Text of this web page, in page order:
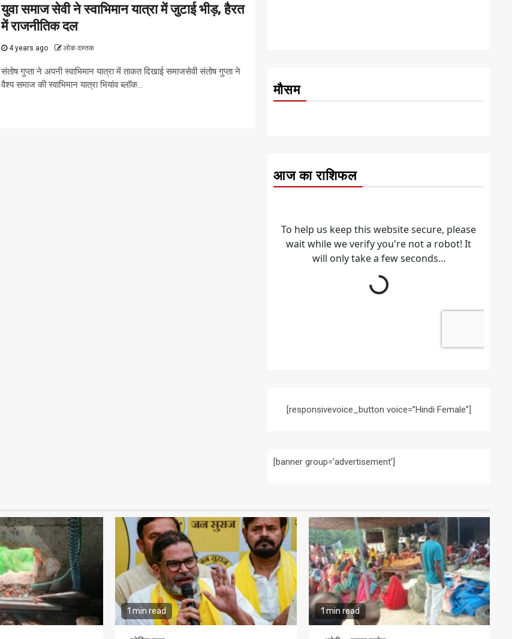
युवा समाज सेवी ने स्वाभिमान यात्रा में जुटाई भीड़, हैरत
में राजनीतिक दल
4 years ago लोक दस्तक
संतोष गुप्ता ने अपनी स्वाभिमान यात्रा में ताकत दिखाई समाजसेवी संतोष गुप्ता ने
वैश्य समाज की स्वाभिमान यात्रा भियांव ब्लॉक...
मौसम
आज का राशिफल
[responsivevoice_button voice=”Hindi Female”]
[banner group=’advertisement’]
1 min read 1 min read